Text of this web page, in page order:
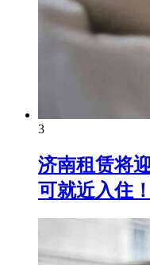
3
济南租赁将
可就近入住！